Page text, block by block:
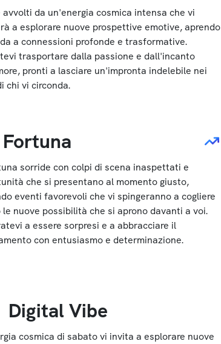
avvolti da un'energia cosmica intensa che vi
a esplorare nuove prospettive emotive, aprendo
a connessioni profonde e trasformative.
trasportare dalla passione e dall'incanto
pronti a lasciare un'impronta indelebile nei
chi vi circonda.
Fortuna
sorride con colpi di scena inaspettati e
che si presentano al momento giusto,
eventi favorevoli che vi spingeranno a cogliere
le nuove possibilità che si aprono davanti a voi.
a essere sorpresi e a abbracciare il
con entusiasmo e determinazione.
Digital Vibe
cosmica di sabato vi invita a esplorare nuove